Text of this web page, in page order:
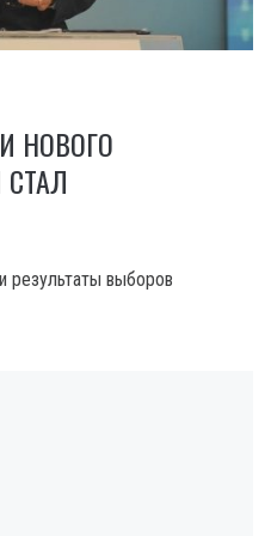
НОВОГО
результаты выборов